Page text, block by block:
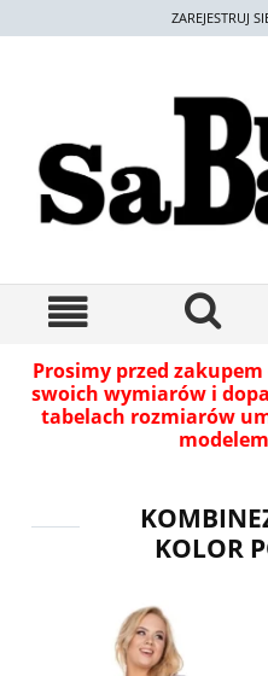
ZAREJESTRUJ
Prosimy przed
swoich wymiarów i
tabelach rozmiarów
KOLOR